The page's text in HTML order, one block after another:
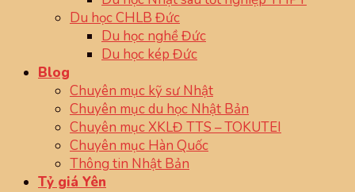
Du học CHLB Đức
Du học nghề Đức
Du học kép Đức
Blog
Chuyên mục kỹ sư Nhật
Chuyên mục du học Nhật Bản
Chuyên mục XKLĐ TTS – TOKUTEI
Chuyên mục Hàn Quốc
Thông tin Nhật Bản
Tỷ giá Yên